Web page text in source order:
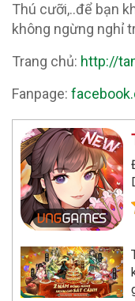
Thú cưỡi,..để bạn
không ngừng nghỉ
Trang chủ: http://
Fanpage: